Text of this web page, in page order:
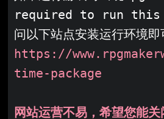
required to run this
问以下站点安装运行环境即
https://
time-package
网站运营不易，希望您能